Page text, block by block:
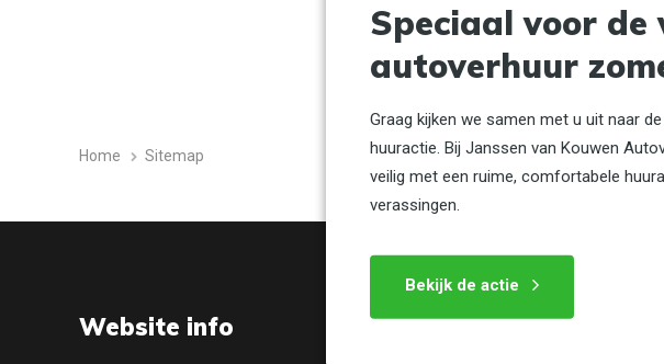
Home Sitemap
Website info Praktische informatie
Speciaal voor
autoverhuur
Graag kijken we samen met u uit naar
huuractie. Bij Janssen van Kouwen
veilig met een ruime, comfortabele
verassingen.
Bekijk de actie